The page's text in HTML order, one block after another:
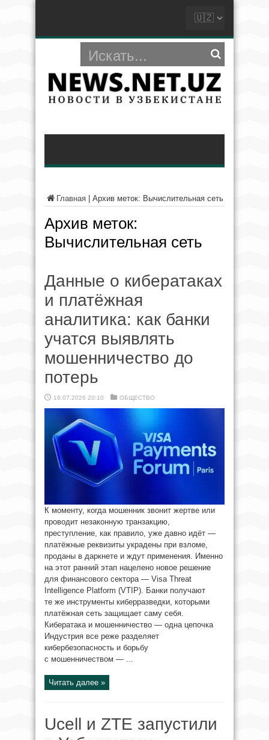
Главная Архив меток: Вычислительная сеть
Архив меток:
Вычислительная сеть
Данные о кибератаках
и платёжная
аналитика: как банки
учатся выявлять
мошенничество до
потерь
16.07.2026 20:10 ОБЩЕСТВО
К моменту, когда мошенник звонит жертве или
проводит незаконную транзакцию,
преступление, как правило, уже давно идёт —
платёжные реквизиты украдены при взломе,
проданы в даркнете и ждут применения. Именно
на этот ранний этап нацелено новое решение
для финансового сектора — Visa Threat
Intelligence Platform (VTIP). Банки получают
те же инструменты киберразведки, которыми
платёжная сеть защищает саму себя.
Кибератака и мошенничество — одна цепочка
Индустрия все реже разделяет
кибербезопасность и борьбу
с мошенничеством — ...
Читать далее »
Ucell и ZTE запустили